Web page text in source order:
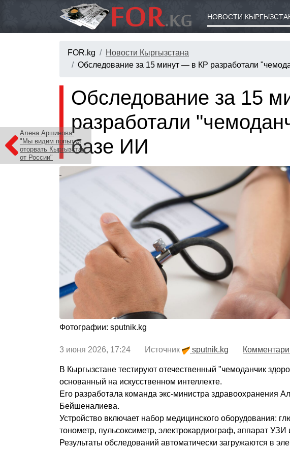
НОВОСТИ
FOR.kg
Новости Кыргызстана
Обследование за 15 минут — в КР разработали
Алена Аршинова:
"Мы видим попытки
оторвать Кыргызстан
от России"
Обследование за 15
разработали
базе ИИ
Фотографии: sputnik.kg
3 июня 2026, 17:24 Источник sputnik.kg
В Кыргызстане тестируют отечественный "чемоданчик
основанный на искусственном интеллекте.
Его разработала команда экс-министра здравоохранения
Бейшеналиева.
Устройство включает набор медицинского оборудования:
тонометр, пульсоксиметр, электрокардиограф, аппарат УЗИ
Результаты обследований автоматически загружаются в